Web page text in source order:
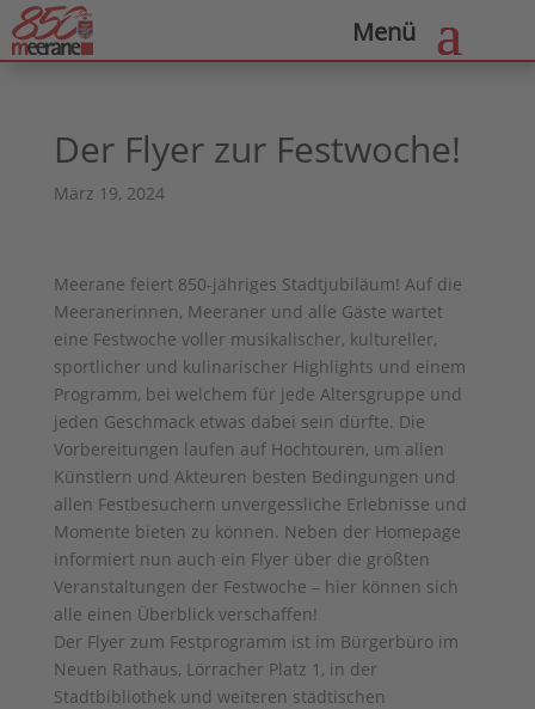
Der Flyer zur Festwoche!
März 19, 2024
Meerane feiert 850-jähriges Stadtjubiläum! Auf die
Meeranerinnen, Meeraner und alle Gäste wartet
eine Festwoche voller musikalischer, kultureller,
sportlicher und kulinarischer Highlights und einem
Programm, bei welchem für jede Altersgruppe und
jeden Geschmack etwas dabei sein dürfte. Die
Vorbereitungen laufen auf Hochtouren, um allen
Künstlern und Akteuren besten Bedingungen und
allen Festbesuchern unvergessliche Erlebnisse und
Momente bieten zu können. Neben der Homepage
informiert nun auch ein Flyer über die größten
Veranstaltungen der Festwoche – hier können sich
alle einen Überblick verschaffen!
Der Flyer zum Festprogramm ist im Bürgerbüro im
Neuen Rathaus, Lörracher Platz 1, in der
Stadtbibliothek und weiteren städtischen